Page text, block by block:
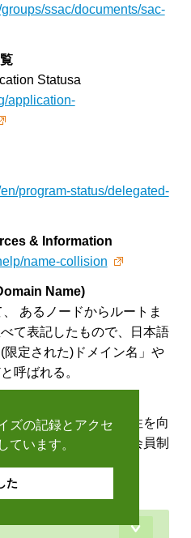
ズの記録とアクセ
ています。
た
ssac/documents/sac-
Statusa
application-
program-status/delegated-
& Information
name-collision
Name)
あるノードからルートま
て表記したもので、日本語
定された)ドメイン名」や
呼ばれる。
安全性や、その利便性を向
ンを策定している、会員制